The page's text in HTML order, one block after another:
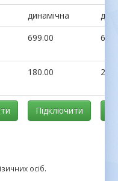
динамічна
699.00
180.00
Підключити
осіб.